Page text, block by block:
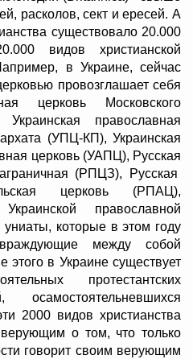
расколов, сект и ересей. А
существовало 20.000
видов христианской
в Украине, сейчас
провозглашает себя
церковь Московского
православная
(УПЦ-КП), Украинская
церковь (УАПЦ), Русская
(РПЦЗ), Русская
церковь (РПАЦ),
православной
которые в этом году
между собой
этого в Украине существует
протестантских
осамостоятельневшихся
2000 видов христианства
о том, что только
говорит своим верующим